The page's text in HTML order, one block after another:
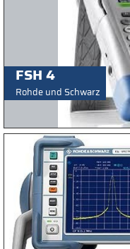
FSH 4
Rohde und Schwarz